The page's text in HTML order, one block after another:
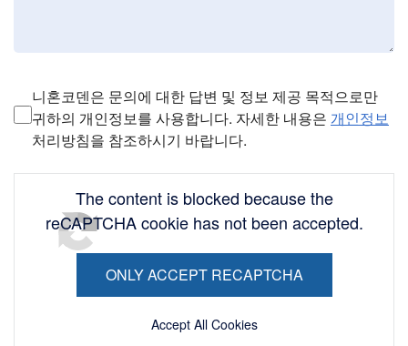
Privacy policy
니혼코덴은 문의에 대한 답변 및 정보 제공 목적으로만
귀하의 개인정보를 사용합니다. 자세한 내용은 개인정보
처리방침을 참조하시기 바랍니다.
The content is blocked because the
reCAPTCHA cookie has not been accepted.
ONLY ACCEPT RECAPTCHA
Accept All Cookies